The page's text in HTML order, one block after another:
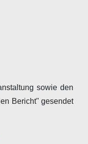
sowie den
Bericht" gesendet